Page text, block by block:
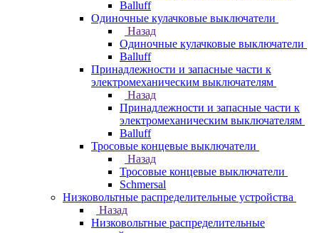
Balluff
Одиночные кулачковые выключатели
Назад
Одиночные кулачковые выключатели
Balluff
Принадлежности и запасные части к
электромеханическим выключателям
Назад
Принадлежности и запасные части к
электромеханическим выключателям
Balluff
Тросовые концевые выключатели
Назад
Тросовые концевые выключатели
Schmersal
Низковольтные распределительные устройства
Назад
Низковольтные распределительные